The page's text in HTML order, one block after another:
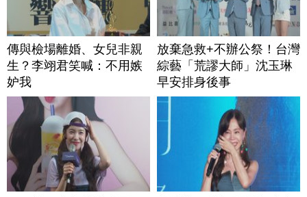
傳與檢場離婚、女兒非親
生？李翊君笑喊：不用嫉
妒我
放棄急救+不辦公祭！台灣
綜藝「荒謬大師」沈玉琳
早安排身後事